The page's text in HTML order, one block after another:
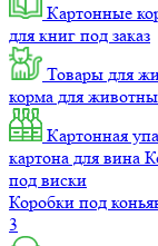
Картонные
для книг под заказ
Товары для
корма для
Картонная
картона для вина
под виски
Коробки под
3